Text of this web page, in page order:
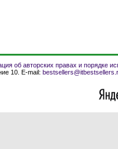
об авторских правах и порядке
10. E-mail: